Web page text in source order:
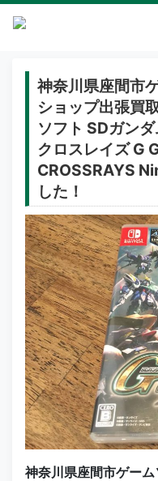
神奈川県座間市
ショップ出張買
ソフト SDガン
クロスレイズ G
CROSSRAYS
した！
神奈川県座間市ゲー